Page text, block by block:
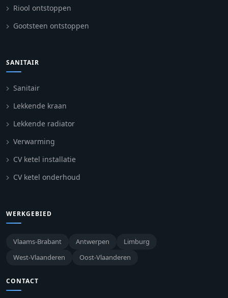
Riool ontstoppen
Gootsteen ontstoppen
SANITAIR
Sanitair
Lekkende kraan
Lekkende radiator
Verwarming
CV ketel installatie
CV ketel onderhoud
WERKGEBIED
Vlaams-Brabant Antwerpen
Limburg
West-Vlaanderen
Oost-Vlaanderen
CONTACT